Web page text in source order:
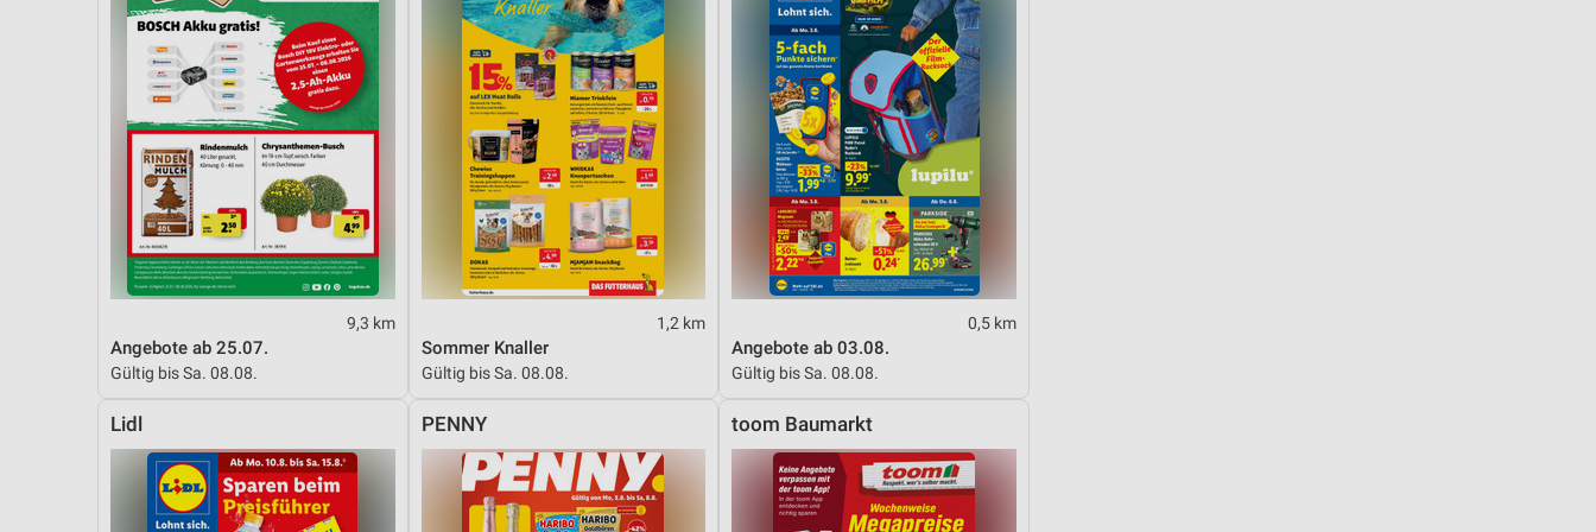
9,3 km
Angebote ab 25.07.
Gültig bis Sa. 08.08.
1,2 km
Sommer Knaller
Gültig bis Sa. 08.08.
0,5 km
Angebote ab 03.08.
Gültig bis Sa. 08.08.
Lidl PENNY toom Baumarkt